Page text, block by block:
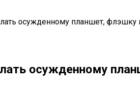
осужденному планшет, флэшку
осужденному